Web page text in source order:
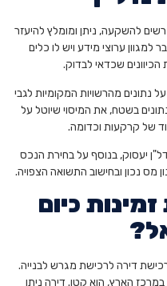
להשקעה, ניתן ומומלץ להיעזר
למגוון ערוצי מידע ויש לו כלים
שכדאי לבדוק.
נתונים מהרשויות המקומיות לגבי
בשטח, את המיסוי שיוטל על
של קרקעות וכדומה.
יעסוק, בנוסף על בחירת הנכס
מס נכון ובחישוב התשואה הצפויה.
זמינות כיום
רכישת דירה לרכישת מגרש לבנייה.
הארץ, הוא קטן. דירה ניתן